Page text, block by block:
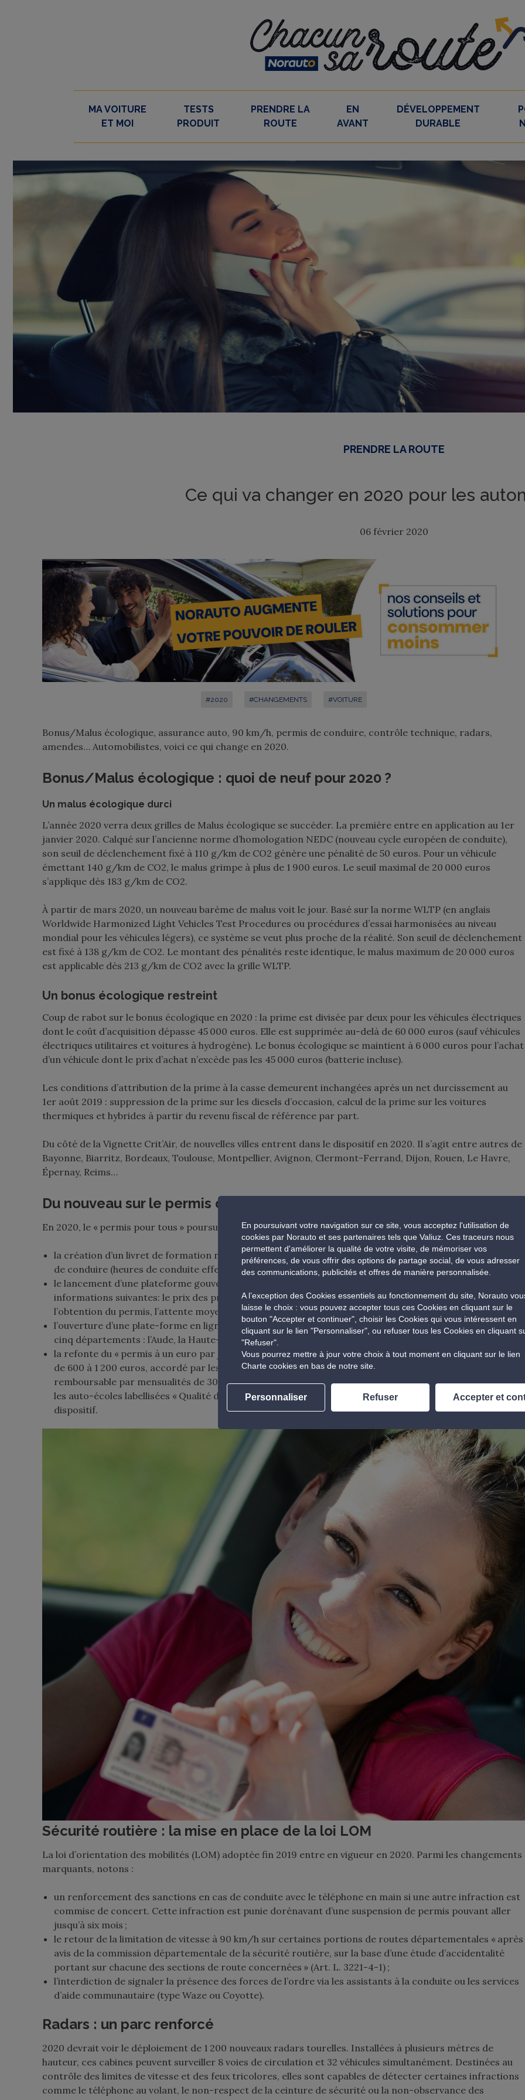
MA VOITURE
ET MOI
TESTS
PRODUIT
PRENDRE LA
ROUTE
EN
AVANT
DÉVELOPPEMENT
DURABLE
PRENDRE LA ROUTE
Ce qui va changer en 2020 pour les
06 février 2020
#2020 #CHANGEMENTS #VOITURE
Bonus/Malus écologique, assurance auto, 90 km/h, permis de conduire, contrôle technique, radars,
amendes… Automobilistes, voici ce qui change en 2020.
Bonus/Malus écologique : quoi de neuf pour 2020 ?
Un malus écologique durci
L’année 2020 verra deux grilles de Malus écologique se succéder. La première entre en application au 1er
janvier 2020. Calqué sur l’ancienne norme d’homologation NEDC (nouveau cycle européen de conduite),
son seuil de déclenchement fixé à 110 g/km de CO2 génère une pénalité de 50 euros. Pour un véhicule
émettant 140 g/km de CO2, le malus grimpe à plus de 1 900 euros. Le seuil maximal de 20 000 euros
s’applique dès 183 g/km de CO2.
À partir de mars 2020, un nouveau barème de malus voit le jour. Basé sur la norme WLTP (en anglais
Worldwide Harmonized Light Vehicles Test Procedures ou procédures d’essai harmonisées au niveau
mondial pour les véhicules légers), ce système se veut plus proche de la réalité. Son seuil de déclenchement
est fixé à 138 g/km de CO2. Le montant des pénalités reste identique, le malus maximum de 20 000 euros
est applicable dès 213 g/km de CO2 avec la grille WLTP.
Un bonus écologique restreint
Coup de rabot sur le bonus écologique en 2020 : la prime est divisée par deux pour les véhicules électriques
dont le coût d’acquisition dépasse 45 000 euros. Elle est supprimée au-delà de 60 000 euros (sauf véhicules
électriques utilitaires et voitures à hydrogène). Le bonus écologique se maintient à 6 000 euros pour l’achat
d’un véhicule dont le prix d’achat n’excède pas les 45 000 euros (batterie incluse).
Les conditions d’attribution de la prime à la casse demeurent inchangées après un net durcissement au
1er août 2019 : suppression de la prime sur les diesels d’occasion, calcul de la prime sur les voitures
thermiques et hybrides à partir du revenu fiscal de référence par part.
Du côté de la Vignette Crit’Air, de nouvelles villes entrent dans le dispositif en 2020. Il s’agit entre autres de
Bayonne, Biarritz, Bordeaux, Toulouse, Montpellier, Avignon, Clermont-Ferrand, Dijon, Rouen, Le Havre,
Épernay, Reims…
Du nouveau sur le permis de conduire
En 2020, le « permis pour tous » poursuit sa route avec la mise en place de quatre nouveautés dont :
la création d’un livret de formation numérique permettant de suivre les progrès du candidat au permis
de conduire (heures de conduite effectuées afin de planifier le passage à l’examen) ;
le lancement d’une plateforme gouvernementale pour le choix de son auto-école (doivent figurer les
informations suivantes: le prix des prestations, le taux de réussite, le quota d’heures de conduite avant
l’obtention du permis, l’attente moyenne avant de repasser l’examen) ;
l’ouverture d’une plate-forme en ligne d’inscription à l’examen pratique (testée pendant huit mois dans
cinq départements : l’Aude, la Haute-Garonne, le Gers, le Gard et l’Hérault) ;
la refonte du « permis à un euro par jour » (ouvert aux jeunes de 15 à 25 ans avec prêt à taux zéro allant
de 600 à 1 200 euros, accordé par les collectivités locales ou l’État. Ce PTZ spécial permis est
remboursable par mensualités de 30 euros, étalées sur une période de 20 à 40 mois). Désormais, seules
les auto-écoles labellisées « Qualité des formations au sein des écoles de conduite » peuvent proposer ce
dispositif.
Sécurité routière : la mise en place de la loi LOM
La loi d’orientation des mobilités (LOM) adoptée fin 2019 entre en vigueur en 2020. Parmi les changements
marquants, notons :
un renforcement des sanctions en cas de conduite avec le téléphone en main si une autre infraction est
commise de concert. Cette infraction est punie dorénavant d’une suspension de permis pouvant aller
jusqu’à six mois ;
le retour de la limitation de vitesse à 90 km/h sur certaines portions de routes départementales « après
avis de la commission départementale de la sécurité routière, sur la base d’une étude d’accidentalité
portant sur chacune des sections de route concernées » (Art. L. 3221-4-1) ;
l’interdiction de signaler la présence des forces de l’ordre via les assistants à la conduite ou les services
d’aide communautaire (type Waze ou Coyotte).
Radars : un parc renforcé
2020 devrait voir le déploiement de 1 200 nouveaux radars tourelles. Installées à plusieurs mètres de
hauteur, ces cabines peuvent surveiller 8 voies de circulation et 32 véhicules simultanément. Destinées au
contrôle des limites de vitesse et des feux tricolores, elles sont capables de détecter certaines infractions
comme le téléphone au volant, le non-respect de la ceinture de sécurité ou la non-observance des
En poursuivant votre navigation sur ce site, vous acceptez l'utilisation de
cookies par Norauto et ses partenaires tels que Valiuz. Ces traceurs nous
permettent d'améliorer la qualité de votre visite, de mémoriser vos
préférences, de vous offrir des options de partage social, de vous adresser
des communications, publicités et offres de manière personnalisée.
A l’exception des Cookies essentiels au fonctionnement du site, Norauto
laisse le choix : vous pouvez accepter tous ces Cookies en cliquant sur le
bouton "Accepter et continuer", choisir les Cookies qui vous intéressent en
cliquant sur le lien "Personnaliser", ou refuser tous les Cookies en cliquant
"Refuser".
Vous pourrez mettre à jour votre choix à tout moment en cliquant sur le lien
Charte cookies en bas de notre site.
Personnaliser Refuser Accepter et